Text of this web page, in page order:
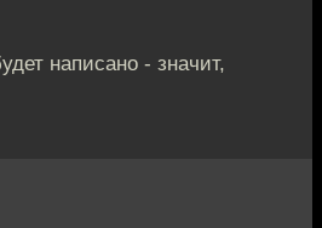
написано - значит,